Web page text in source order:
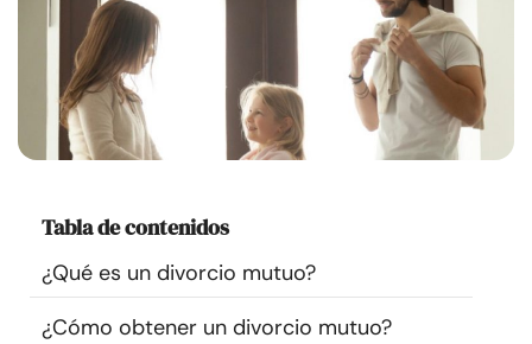
Ayuda
Cursos
Comunidad
Encuentra un terapeuta
Tabla de contenidos
¿Qué es un divorcio mutuo?
¿Cómo obtener un divorcio mutuo?